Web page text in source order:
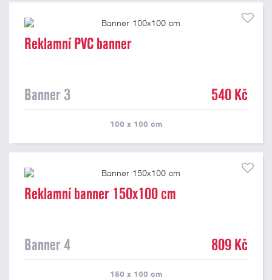
Reklamní PVC banner
Banner 3 540 Kč
100 x 100 cm
Reklamní banner 150x100 cm
Banner 4 809 Kč
150 x 100 cm